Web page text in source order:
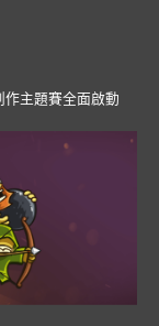
作主題賽全面啟動